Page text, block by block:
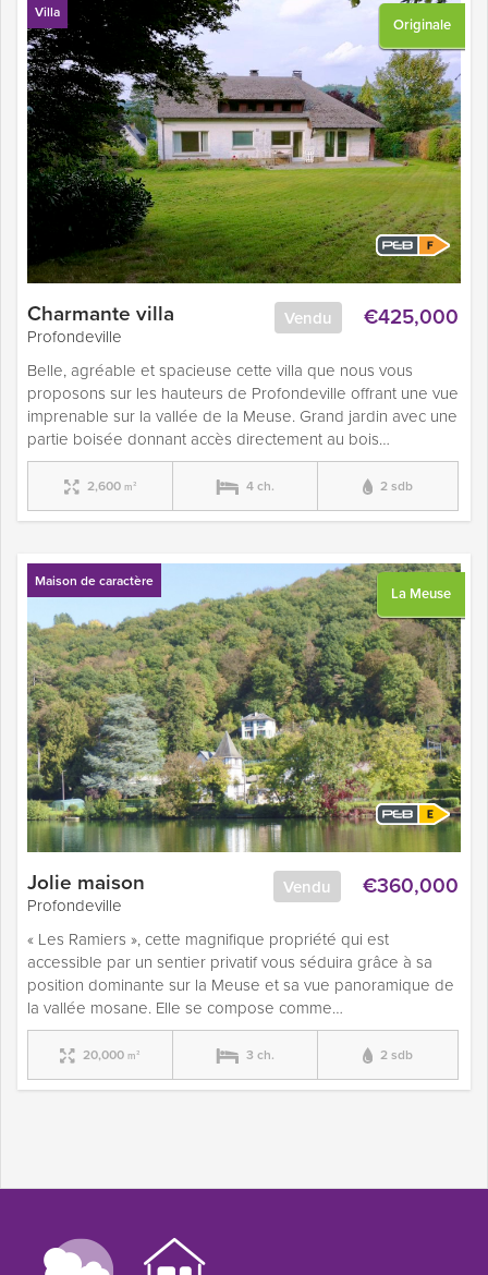
Originale
Villa
€425,000
Vendu
Charmante villa
Profondeville
Belle, agréable et spacieuse cette villa que nous vous
proposons sur les hauteurs de Profondeville offrant une vue
imprenable sur la vallée de la Meuse. Grand jardin avec une
partie boisée donnant accès directement au bois…
2,600 m² 4 ch. 2 sdb
La Meuse
Maison de caractère
€360,000
Vendu
Jolie maison
Profondeville
« Les Ramiers », cette magnifique propriété qui est
accessible par un sentier privatif vous séduira grâce à sa
position dominante sur la Meuse et sa vue panoramique de
la vallée mosane. Elle se compose comme…
20,000 m² 3 ch. 2 sdb